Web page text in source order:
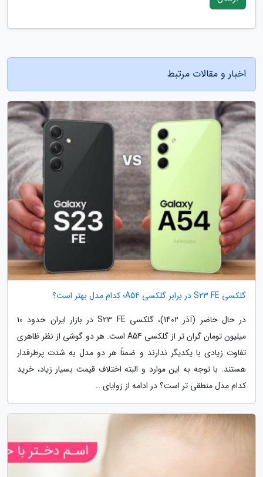
اخبار و مقالات مرتبط
گلکسی S23 FE در برابر گلکسی A54؛ کدام مدل بهتر است؟
در حال حاضر (آذر 1402)، گلکسی S23 FE در بازار ایران حدود 10
میلیون تومان گران تر از گلکسی A54 است. هر دو گوشی از نظر ظاهری
تفاوت زیادی با یکدیگر ندارند و ضمناً هر دو مدل به شدت پرطرفدار
هستند. با توجه به این موارد و البته اختلاف قیمت بسیار زیاد، خرید
کدام مدل منطقی تر است؟ در ادامه از زوایای...